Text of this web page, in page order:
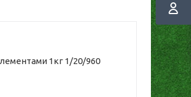
1кг 1/20/960